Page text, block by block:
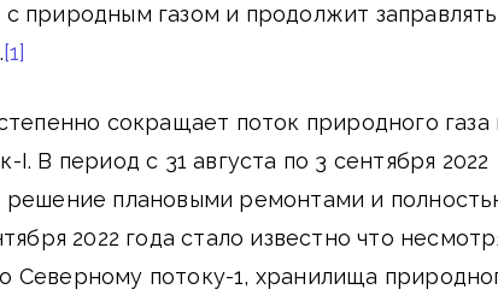
природным газом и продолжит
[1]
сокращает поток природного газа
I. В период с 31 августа по 3 сентября 2022
решение плановыми ремонтами и
2022 года стало известно что
Северному потоку-1, хранилища